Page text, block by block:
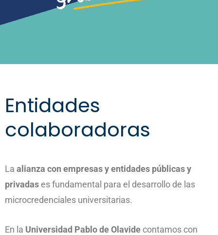
Entidades
colaboradoras
La alianza con empresas y entidades públicas y
privadas es fundamental para el desarrollo de las
microcredenciales universitarias.
En la Universidad Pablo de Olavide contamos con